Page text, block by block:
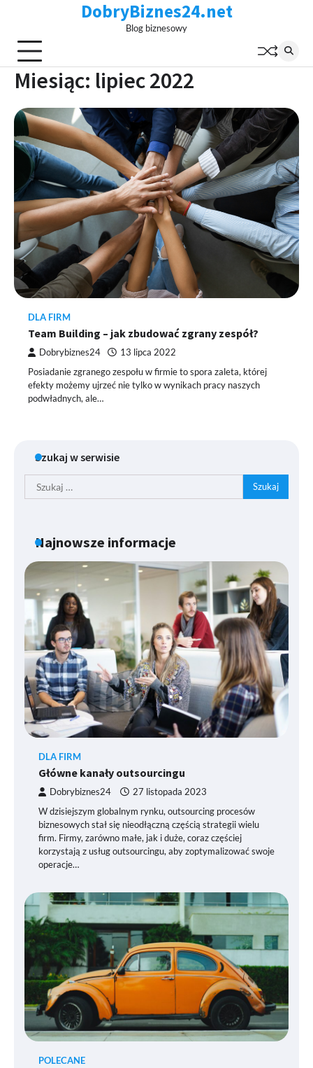
content
DobryBiznes24.net
Blog biznesowy
Miesiąc: lipiec 2022
DLA FIRM
Team Building – jak zbudować zgrany zespół?
Dobrybiznes24 13 lipca 2022
Posiadanie zgranego zespołu w firmie to spora zaleta, której
efekty możemy ujrzeć nie tylko w wynikach pracy naszych
podwładnych, ale…
Szukaj w serwisie
Szukaj:
Najnowsze informacje
DLA FIRM
Główne kanały outsourcingu
Dobrybiznes24 27 listopada 2023
W dzisiejszym globalnym rynku, outsourcing procesów
biznesowych stał się nieodłączną częścią strategii wielu
firm. Firmy, zarówno małe, jak i duże, coraz częściej
korzystają z usług outsourcingu, aby zoptymalizować swoje
operacje…
POLECANE